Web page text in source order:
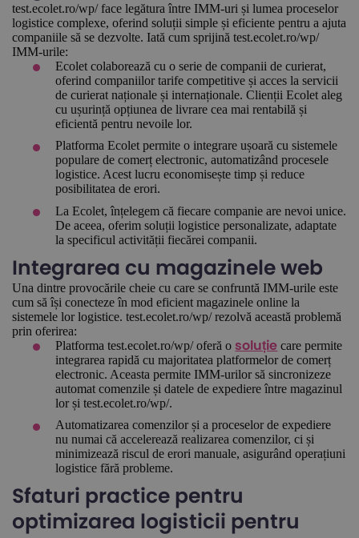
test.ecolet.ro/wp/ face legătura între IMM-uri și lumea proceselor
logistice complexe, oferind soluții simple și eficiente pentru a ajuta
companiile să se dezvolte. Iată cum sprijină test.ecolet.ro/wp/
IMM-urile:
Ecolet colaborează cu o serie de companii de curierat,
oferind companiilor tarife competitive și acces la servicii
de curierat naționale și internaționale. Clienții Ecolet aleg
cu ușurință opțiunea de livrare cea mai rentabilă și
eficientă pentru nevoile lor.
Platforma Ecolet permite o integrare ușoară cu sistemele
populare de comerț electronic, automatizând procesele
logistice. Acest lucru economisește timp și reduce
posibilitatea de erori.
La Ecolet, înțelegem că fiecare companie are nevoi unice.
De aceea, oferim soluții logistice personalizate, adaptate
la specificul activității fiecărei companii.
Integrarea cu magazinele web
Una dintre provocările cheie cu care se confruntă IMM-urile este
cum să își conecteze în mod eficient magazinele online la
sistemele lor logistice. test.ecolet.ro/wp/ rezolvă această problemă
prin oferirea:
Platforma test.ecolet.ro/wp/ oferă o soluție care permite
integrarea rapidă cu majoritatea platformelor de comerț
electronic. Aceasta permite IMM-urilor să sincronizeze
automat comenzile și datele de expediere între magazinul
lor și test.ecolet.ro/wp/.
Automatizarea comenzilor și a proceselor de expediere
nu numai că accelerează realizarea comenzilor, ci și
minimizează riscul de erori manuale, asigurând operațiuni
logistice fără probleme.
Sfaturi practice pentru
optimizarea logisticii pentru